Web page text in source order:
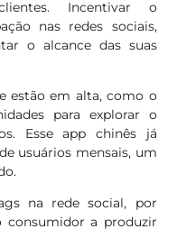
Incentivar o
nas redes sociais,
o alcance das suas
estão em alta, como o
para explorar o
Esse app chinês já
usuários mensais, um
na rede social, por
consumidor a produzir